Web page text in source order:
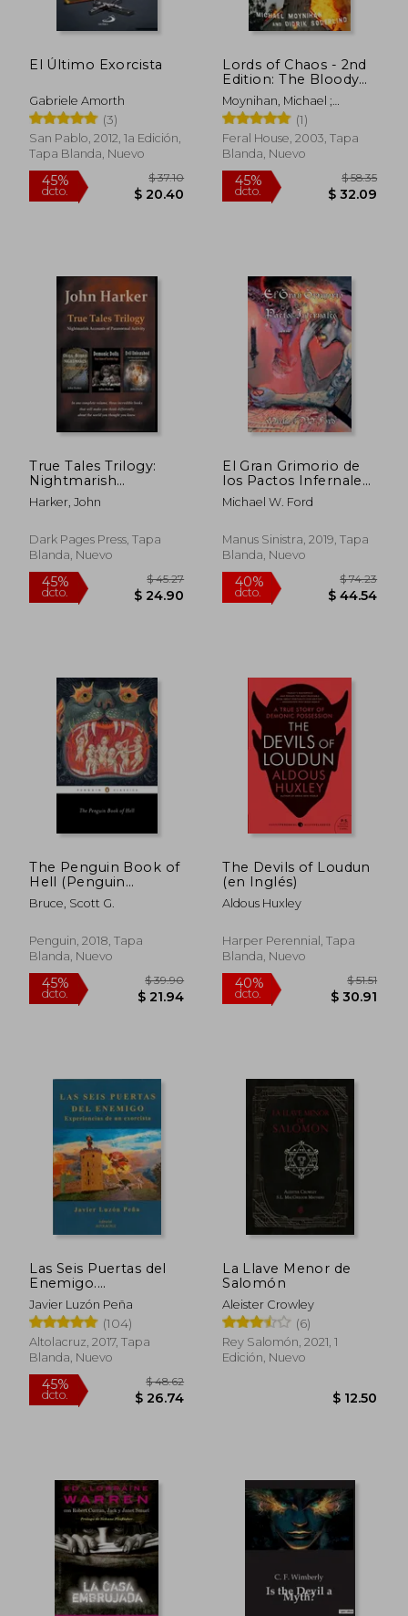
El Último Exorcista
Gabriele Amorth
(3)
San Pablo, 2012, 1a Edición,
Tapa Blanda, Nuevo
45%
dcto.
Lords of Chaos - 2nd
Edition: The Bloody
Rise of the Satanic
Metal Underground
(Extreme Metal) (en
Inglés)
Moynihan, Michael ;
Soderlind, Didrik
(1)
Feral House, 2003, Tapa
Blanda, Nuevo
45%
dcto.
True Tales Trilogy:
Nightmarish
Accounts of
Paranormal Activity
Harker, John
Dark Pages Press, Tapa
Blanda, Nuevo
45%
El Gran Grimorio de
los Pactos Infernales
Teúrgia Goética
Michael W. Ford
Manus Sinistra, 2019, Tapa
Blanda, Nuevo
40%
The Penguin Book of
Hell (Penguin
Classics) (en Inglés)
Bruce, Scott G.
Penguin, 2018, Tapa
Blanda, Nuevo
45%
dcto.
$ 39.90
The Devils of Loudun
(en Inglés)
Aldous Huxley
Harper Perennial, Tapa
Blanda, Nuevo
40%
dcto.
Las Seis Puertas del
Enemigo.
Experiencias de un
Exorcista
Javier Luzón Peña
(104)
Altolacruz, 2017, Tapa
Blanda, Nuevo
La Llave Menor de
Salomón
Aleister Crowley
(6)
Rey Salomón, 2021, 1
Edición, Nuevo